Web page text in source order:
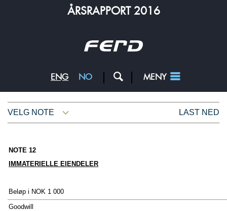
ÅRSRAPPORT 2016
ENG NO s MENY
VELG NOTE LAST NED
NOTE 12
IMMATERIELLE EIENDELER
Beløp i NOK 1 000
Goodwill
ÅRET 2016
Eier og styreleder
Nøkkeltall